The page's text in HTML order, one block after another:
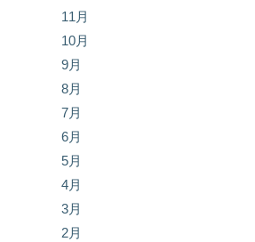
11月
10月
9月
8月
7月
6月
5月
4月
3月
2月